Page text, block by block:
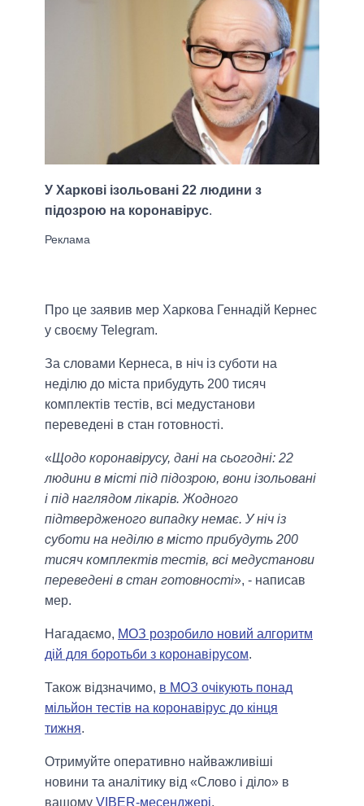
У Харкові ізольовані 22 людини з
підозрою на коронавірус.
Про це заявив мер Харкова Геннадій Кернес
у своєму Telegram.
За словами Кернеса, в ніч із суботи на
неділю до міста прибудуть 200 тисяч
комплектів тестів, всі медустанови
переведені в стан готовності.
«Щодо коронавірусу, дані на сьогодні: 22
людини в місті під підозрою, вони ізольовані
і під наглядом лікарів. Жодного
підтвердженого випадку немає. У ніч із
суботи на неділю в місто прибудуть 200
тисяч комплектів тестів, всі медустанови
переведені в стан готовності», - написав
мер.
Нагадаємо, МОЗ розробило новий алгоритм
дій для боротьби з коронавірусом.
Також відзначимо, в МОЗ очікують понад
мільйон тестів на коронавірус до кінця
тижня.
Отримуйте оперативно найважливіші
новини та аналітику від «Слово і діло» в
вашому VIBER-месенджері.